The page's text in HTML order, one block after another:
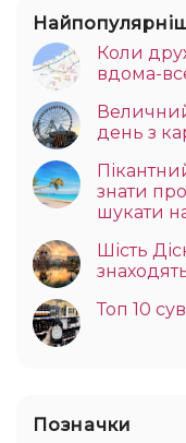
Коли
вдома-
день з
знати
шукати
Шість
Топ 10
Позначки